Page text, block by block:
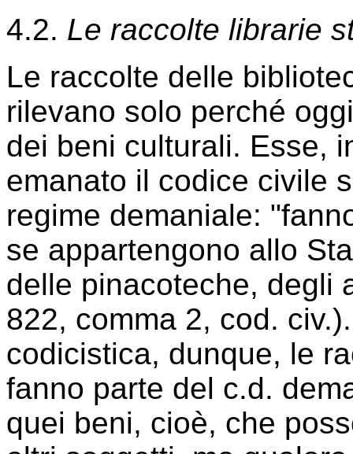
4.2. Le raccolte librarie
Le raccolte delle
rilevano solo perché
dei beni culturali. Esse,
emanato il codice civile
regime demaniale:
se appartengono allo
delle pinacoteche, degli
822, comma 2, cod.
codicistica, dunque, le
fanno parte del c.d.
quei beni, cioè, che